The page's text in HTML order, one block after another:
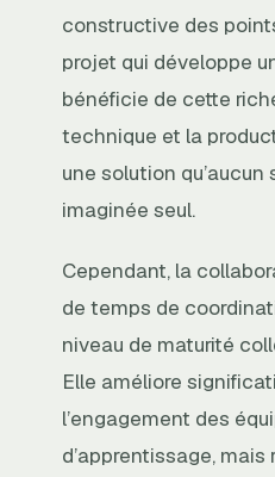
constructive des
projet qui développe
bénéficie de cette
technique et la
une solution qu’aucun
imaginée seul.
Cependant, la
de temps de
niveau de maturité
Elle améliore
l’engagement des
d’apprentissage,